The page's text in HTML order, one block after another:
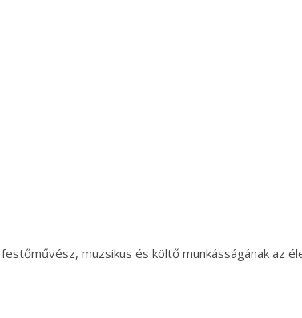
muzsikus és költő munkásságának az